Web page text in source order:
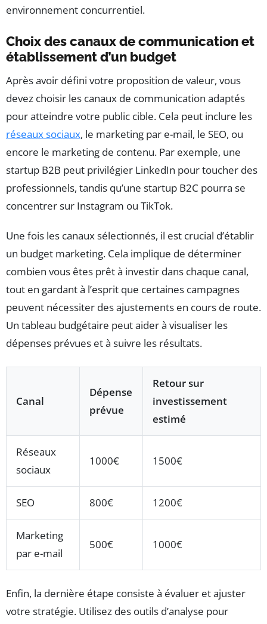
environnement concurrentiel.
Choix des canaux de communication et
établissement d’un budget
Après avoir défini votre proposition de valeur, vous
devez choisir les canaux de communication adaptés
pour atteindre votre public cible. Cela peut inclure les
réseaux sociaux, le marketing par e-mail, le SEO, ou
encore le marketing de contenu. Par exemple, une
startup B2B peut privilégier LinkedIn pour toucher des
professionnels, tandis qu’une startup B2C pourra se
concentrer sur Instagram ou TikTok.
Une fois les canaux sélectionnés, il est crucial d’établir
un budget marketing. Cela implique de déterminer
combien vous êtes prêt à investir dans chaque canal,
tout en gardant à l’esprit que certaines campagnes
peuvent nécessiter des ajustements en cours de route.
Un tableau budgétaire peut aider à visualiser les
dépenses prévues et à suivre les résultats.
Canal
Dépense
prévue
Retour sur
investissement
estimé
Réseaux
sociaux
1000€ 1500€
SEO 800€ 1200€
Marketing
par e-mail
500€ 1000€
Enfin, la dernière étape consiste à évaluer et ajuster
votre stratégie. Utilisez des outils d’analyse pour